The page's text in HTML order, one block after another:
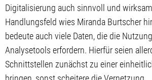
Digitalisierung auch sinnvoll und
Handlungsfeld wies Miranda Burtscher
bedeute auch viele Daten, die die
Analysetools erfordern. Hierfür seien
Schnittstellen zunächst zu einer